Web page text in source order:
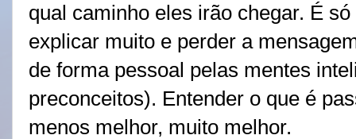
qual caminho eles irão chegar. É
explicar muito e perder a
de forma pessoal pelas mentes
preconceitos). Entender o que é
menos melhor, muito melhor.